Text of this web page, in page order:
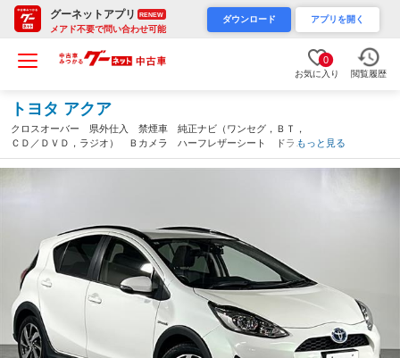
グーネットアプリ RENEW
メアド不要で問い合わせ可能
ダウンロード アプリを開く
0
お気に入り 閲覧履歴
トヨタ アクア
クロスオーバー 県外仕入 禁煙車 純正ナビ（ワンセグ，ＢＴ，
ＣＤ／ＤＶＤ，ラジオ） Ｂカメラ ハーフレザーシート ドライ
ブレコーダー ルーフレール 純正フロアマット ＥＴＣ 純正ア
ルミ リモコンキー（沖縄県）
もっと見る